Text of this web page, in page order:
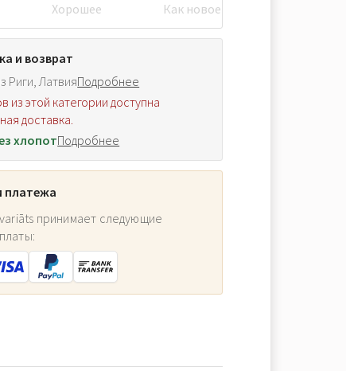
Хорошее Как новое
и возврат
Риги, ЛатвияПодробнее
из этой категории доступна
доставка.
хлопотПодробнее
платежа
принимает следующие